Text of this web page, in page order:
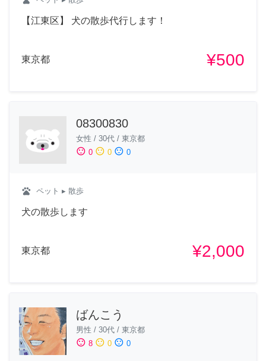
【江東区】 犬の散歩代行します！
東京都 ¥500
08300830
女性 / 30代 / 東京都
sentiment_satisfied 0 sentiment_neutral 0 sentiment_dissatisfied 0
pets ペット ▸ 散歩
犬の散歩します
東京都 ¥2,000
ばんこう
男性 / 30代 / 東京都
sentiment_satisfied 8 sentiment_neutral 0 sentiment_dissatisfied 0